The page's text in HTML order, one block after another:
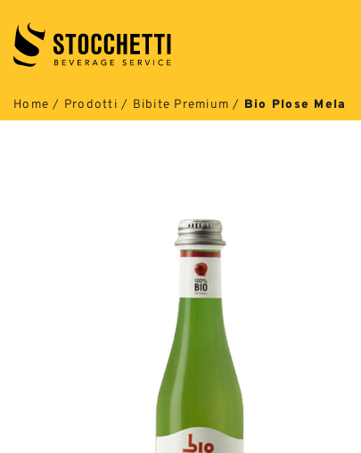
contenuti
Home / Prodotti / Bibite Premium / Bio Plose Mela